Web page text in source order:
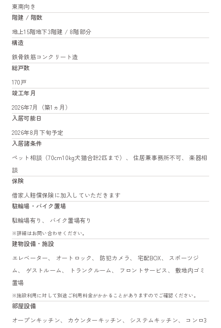
東南向き
階建 / 階数
地上15階地下3階建 / 8階部分
構造
鉄骨鉄筋コンクリート造
総戸数
170戸
竣工年月
2026年7月（築1ヵ月）
入居可能日
2026年8月下旬予定
入居諸条件
ペット相談（70cm10kg犬猫合計2匹まで）、 住居兼事務所不可、 楽器相
談
保険
借家人賠償保険に加入していただきます
駐輪場・バイク置場
駐輪場有り、 バイク置場有り
※詳細はお問い合わせください。
建物設備・施設
エレベーター、 オートロック、 防犯カメラ、 宅配BOX、 スポーツジ
ム、 ゲストルーム、 トランクルーム、 フロントサービス、 敷地内ゴミ
置場
※施設利用に対して別途ご利用料金がかかることがありますのでご確認ください。
部屋設備
オープンキッチン、 カウンターキッチン、 システムキッチン、 コンロ3